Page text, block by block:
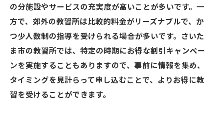
さいたま市の教習所を選ぶ際の料金ガイド
料金比較で浮かび上がるおすすめ教習所
さいたま市の教習所料金を比較するための
ツール
料金比較を通じて自分に合ったプランを見
つけよう
の分施設やサービスの充実度が高いことが多いです。一
方で、郊外の教習所は比較的料金がリーズナブルで、か
つ少人数制の指導を受けられる場合が多いです。さいた
ま市の教習所では、特定の時期にお得な割引キャンペー
ンを実施することもありますので、事前に情報を集め、
タイミングを見計らって申し込むことで、よりお得に教
習を受けることができます。